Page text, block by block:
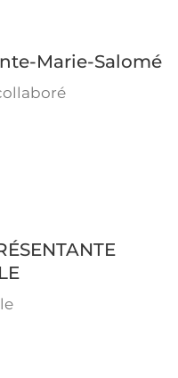
Marie-Salomé